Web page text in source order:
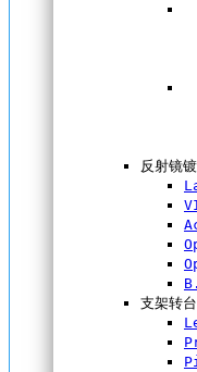
反射镜
支架转台